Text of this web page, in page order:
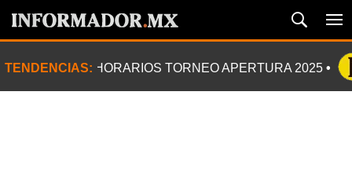
TENDENCIAS: HORARIOS TORNEO APERTURA 2025